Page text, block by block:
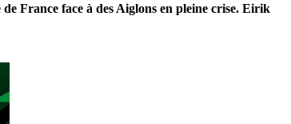
France face à des Aiglons en pleine crise. Eirik